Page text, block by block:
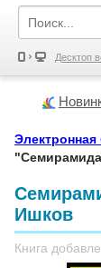
Десктоп
Электронная
Ишков
Книга